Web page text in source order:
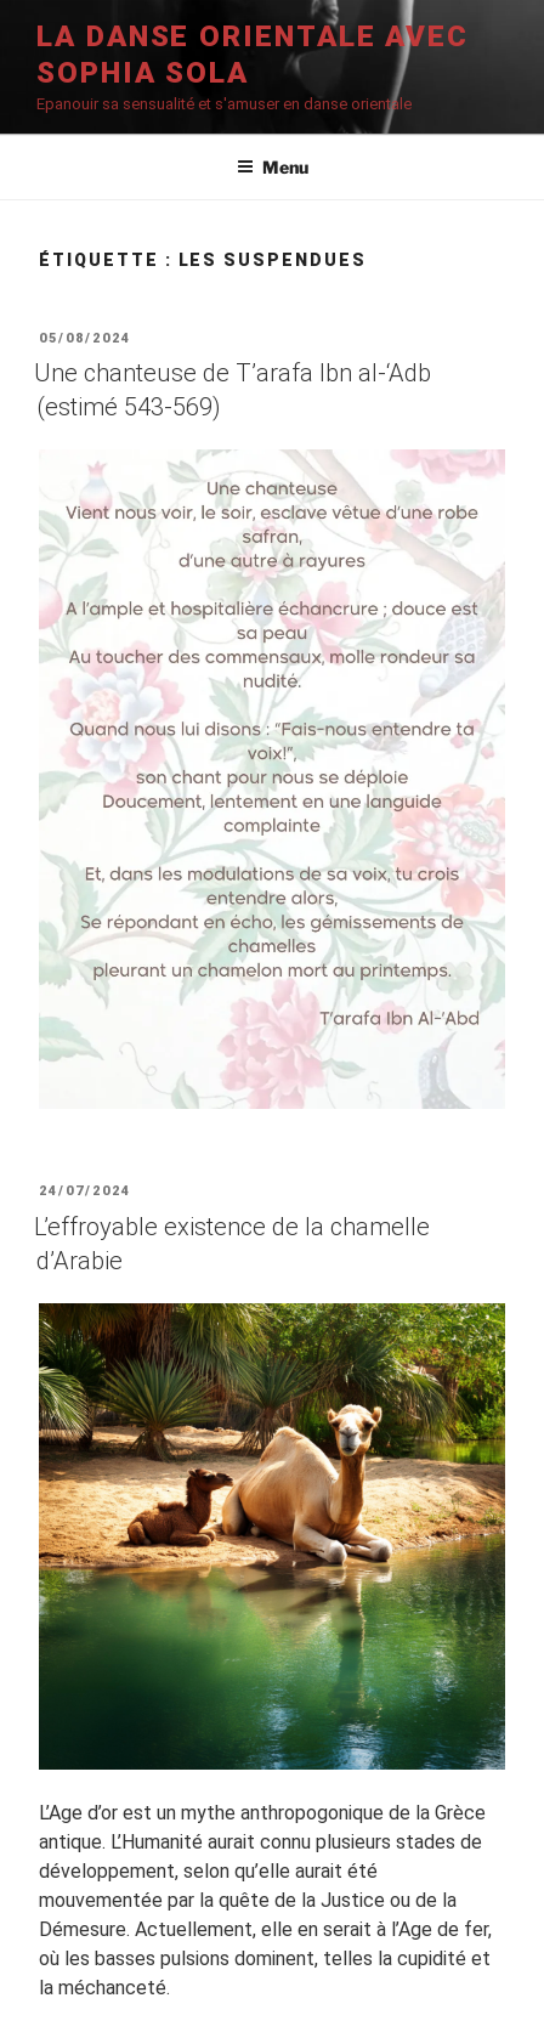
contenu
principal
LA DANSE ORIENTALE AVEC
SOPHIA SOLA
Epanouir sa sensualité et s'amuser en danse orientale
Menu
ÉTIQUETTE : LES SUSPENDUES
PUBLIÉ
LE
05/08/2024
Une chanteuse de T’arafa Ibn al-‘Adb
(estimé 543-569)
PUBLIÉ
LE
24/07/2024
L’effroyable existence de la chamelle
d’Arabie
L’Age d’or est un mythe anthropogonique de la Grèce
antique. L’Humanité aurait connu plusieurs stades de
développement, selon qu’elle aurait été
mouvementée par la quête de la Justice ou de la
Démesure. Actuellement, elle en serait à l’Age de fer,
où les basses pulsions dominent, telles la cupidité et
la méchanceté.